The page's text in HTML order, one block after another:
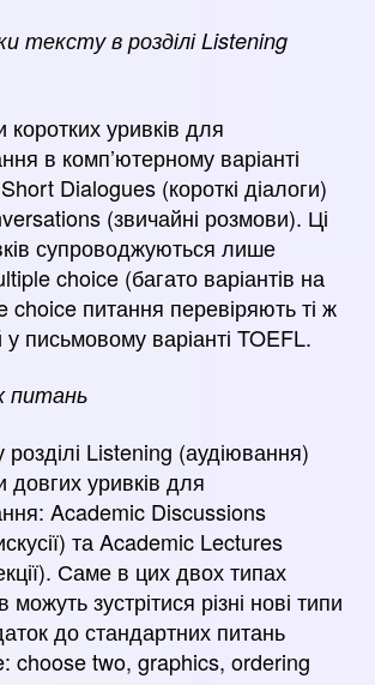
тексту в розділі Listening
коротких уривків для
в комп’ютерному варіанті
Dialogues (короткі діалоги)
(звичайні розмови). Ці
супроводжуються лише
choice (багато варіантів на
choice питання перевіряють ті ж
письмовому варіанті TOEFL.
питань
розділі Listening (аудіювання)
довгих уривків для
Academic Discussions
та Academic Lectures
Саме в цих двох типах
можуть зустрітися різні нові типи
до стандартних питань
choose two, graphics, ordering